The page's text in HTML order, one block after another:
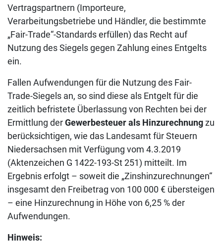
Vertragspartnern (Importeure,
Verarbeitungsbetriebe und Händler, die bestimmte
„Fair-Trade“-Standards erfüllen) das Recht auf
Nutzung des Siegels gegen Zahlung eines Entgelts
ein.
Fallen Aufwendungen für die Nutzung des Fair-
Trade-Siegels an, so sind diese als Entgelt für die
zeitlich befristete Überlassung von Rechten bei der
Ermittlung derGewerbesteuer als Hinzurechnungzu
berücksichtigen, wie das Landesamt für Steuern
Niedersachsen mit Verfügung vom 4.3.2019
(Aktenzeichen G 1422-193-St 251) mitteilt. Im
Ergebnis erfolgt – soweit die „Zinshinzurechnungen“
insgesamt den Freibetrag von 100 000 € übersteigen
– eine Hinzurechnung in Höhe von 6,25 % der
Aufwendungen.
Hinweis: